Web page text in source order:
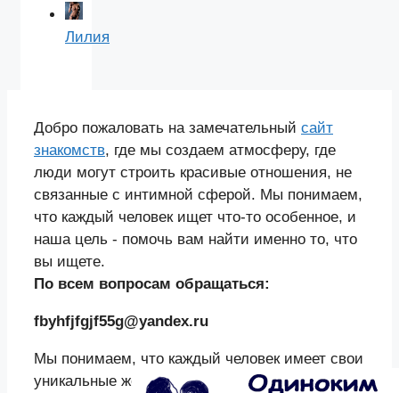
Лилия
Добро пожаловать на замечательный сайт
знакомств, где мы создаем атмосферу, где
люди могут строить красивые отношения, не
связанные с интимной сферой. Мы понимаем,
что каждый человек ищет что-то особенное, и
наша цель - помочь вам найти именно то, что
вы ищете.
По всем вопросам обращаться:
fbyhfjfgjf55g@yandex.ru
Мы понимаем, что каждый человек имеет свои
уникальные желания и ожидания. Поэтому мы